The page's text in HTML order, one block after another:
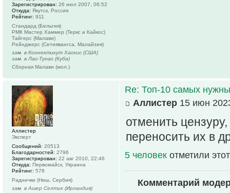
Зарегистрирован: 26 июл 2007, 06:52
Откуда: Якутск, Россия
Рейтинг: 911
Стандард (Бельгия)
РМК Мастер Хаммер (Теркс и Кайкос)
Тайгерс (Малави)
Рейнджерс (Сетиявангса, Малайзия)
зам. в Коннектикут Хаскис (США)
зам. в Лас-Тунас (Куба)
Сборная Малави (мол.)
Re: Топ-10 самых
Аллистер 15 июн
отменить
переносить их в
5 человек отметили
Комментарий
Аллистер
Эксперт
Сообщений: 20513
Благодарностей: 2796
Зарегистрирован: 22 авг 2010, 22:46
Откуда: Первомайск, Украина
Рейтинг: 578
Раднички (Ниш, Сербия)
зам. в Ашер Селтик (Ирландия)